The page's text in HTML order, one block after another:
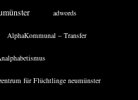
adwords
AlphaKommunal – Transfer
für Flüchtlinge neumünster